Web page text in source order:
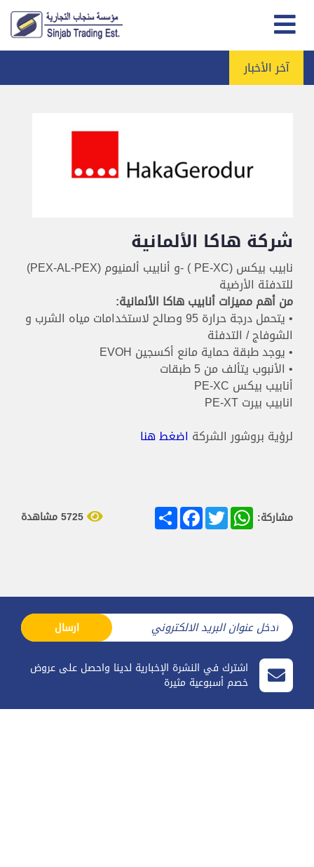
آخر الأخبار
شركة هاكا الألمانية
نابيب بيكس (PE-XC ) -و أنابيب ألمنيوم (PEX-AL-PEX)
للتدفئة الأرضية
من أهم مميزات أنابيب هاكا الألمانية:
• يتحمل درجة حرارة 95 وصالح لاستخدامات مياه الشرب و
الشوفاج / التدفئة
• يوجد طبقة حماية مانع أكسجين EVOH
• الأنبوب يتألف من 5 طبقات
أنابيب بيكس PE-XC
انابيب بيرت PE-XT
لرؤية بروشور الشركة اضغط هنا
مشاركة: Share
FacebookTwitter
WhatsApp 5725 مشاهدة
ارسال
اشترك في النشرة الإخبارية لدينا واحصل على عروض
خصم أسبوعية مثيرة